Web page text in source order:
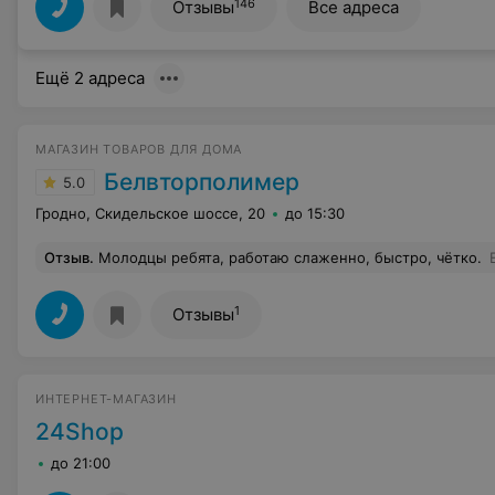
Отзывы Все адреса
Ещё 2 адреса
МАГАЗИН ТОВАРОВ ДЛЯ ДОМА
5.0 Белвторполимер
Гродно, Скидельское шоссе, 20 до 15:30
Отзыв. Молодцы ребята, работаю слаженно, быстро, чётко.
Отзывы1
ИНТЕРНЕТ-МАГАЗИН
24Shop
до 21:00